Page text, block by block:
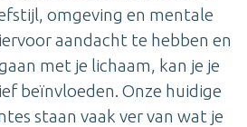
omgeving en mentale
aandacht te hebben en
met je lichaam, kan je je
beïnvloeden. Onze huidige
staan vaak ver van wat je